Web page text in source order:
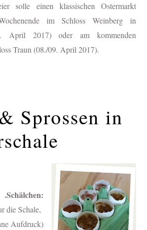
solle einen klassischen Ostermarkt
im Schloss Weinberg in
April 2017) oder am kommenden
Traun (08./09. April 2017).
Sprossen in
.Schälchen:
die Schale,
Aufdruck)